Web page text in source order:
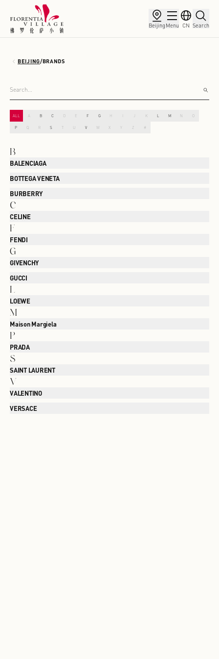
Beijing Menu CN Search
BEIJING/BRANDS
ALL A B C D E F G H K L M N O
P Q R S T U V W X Y Z #
B
BALENCIAGA
BOTTEGA VENETA
BURBERRY
C
CELINE
F
FENDI
G
GIVENCHY
GUCCI
LOEWE
M
Maison Margiela
P
PRADA
S
SAINT LAURENT
V
VALENTINO
VERSACE